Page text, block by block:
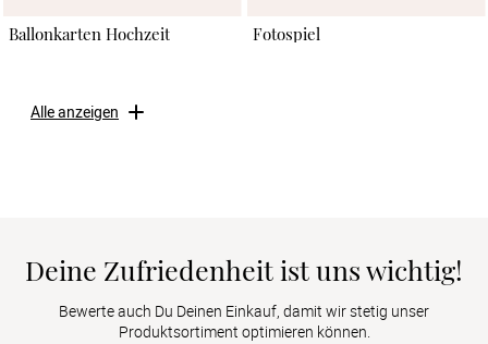
Ballonkarten Hochzeit Fotospiel
Alle anzeigen
Deine Zufriedenheit ist uns wichtig!
Bewerte auch Du Deinen Einkauf, damit wir stetig unser
Produktsortiment optimieren können.